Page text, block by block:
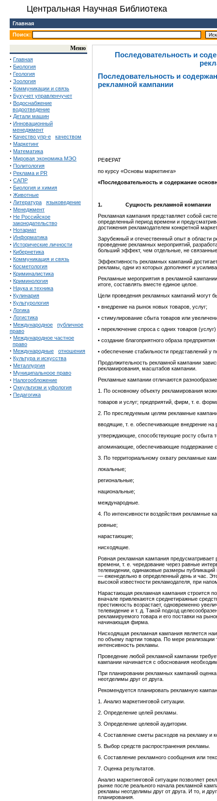
Центральная Научная Библиотека
Главная
Поиск:
Меню
· Главная
· Биология
· Геология
· Зоология
· Коммуникации и связь
· Бухучет управленчучет
· Водоснабжение
водоотведение
· Детали машин
· Инновационный
менеджмент
· Качество упр-е качеством
· Маркетинг
· Математика
· Мировая экономика МЭО
· Политология
· Реклама и PR
· САПР
· Биология и химия
· Животные
· Литература языковедение
· Менеджмент
· Не Российское
законодательство
· Нотариат
· Информатика
· Исторические личности
· Кибернетика
· Коммуникация и связь
· Косметология
· Криминалистика
· Криминология
· Наука и техника
· Кулинария
· Культурология
· Логика
· Логистика
· Международное
публичное
право
· Международное частное
право
· Международные отношения
· Культура и искусства
· Металлургия
· Муниципальноое право
· Налогообложение
· Оккультизм и уфология
· Педагогика
Последовательность и
Последовательность и
рекламной кампании
РЕФЕРАТ
по курсу «Основы маркетинга»
«Последовательность и содержание
1. Сущность рекламной компании
Рекламная кампания представляет собой
определенный период времени и
достижения рекламодателем конкретной
Зарубежный и отечественный опыт в области
проведение рекламных мероприятий,
больший эффект, чем отдельные, не
Эффективность рекламных кампаний
рекламы, одни из которых дополняют и
Рекламные мероприятия в рекламной
итоге, составлять вместе единое целое.
Цели проведения рекламных кампаний могут
• внедрение на рынок новых товаров, услуг;
• стимулирование сбыта товаров или
• переключение спроса с одних товаров (услуг)
• создание благоприятного образа
• обеспечение стабильности представлений у
Продолжительность рекламной кампании
рекламирования, масштабов кампании.
Рекламные кампании отличаются
1. По основному объекту рекламирования
товаров и услуг; предприятий, фирм, т. е.
2. По преследуемым целям рекламные
вводящие, т. е. обеспечивающие внедрение на
утверждающие, способствующие росту сбыта
апоминающие, обеспечивающие поддержание
3. По территориальному охвату рекламные
локальные;
региональные;
национальные;
международные.
4. По интенсивности воздействия рекламные
ровные;
нарастающие;
нисходящие.
Ровная рекламная кампания
времени, т. е. чередование через равные
телевидении, одинаковые размеры
— еженедельно в определенный день и час.
высокой известности рекламодателя, при
Нарастающая рекламная кампания строится
вначале привлекаются среднетиражные
престижность возрастает, одновременно
телевидение и т. д. Такой подход
рекламируемого товара и его поставки на
начинающая фирма.
Нисходящая рекламная кампания является
по объему партии товара. По мере реализации
интенсивность рекламы.
Проведение любой рекламной кампании
кампании начинается с обоснования
При планировании рекламных кампаний
неотделимы друг от друга.
Рекомендуется планировать рекламную
1. Анализ маркетинговой ситуации.
2. Определение целей рекламы.
3. Определение целевой аудитории.
4. Составление сметы расходов на рекламу и
5. Выбор средств распространения рекламы.
6. Составление рекламного сообщения или
7. Оценка результатов.
Анализ маркетинговой ситуации позволяет
рынке после реального начала рекламной
рекламы неотделимы друг от друга. И то, и
планирования.